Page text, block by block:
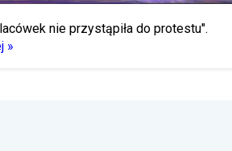
nie przystąpiła do protestu".
»